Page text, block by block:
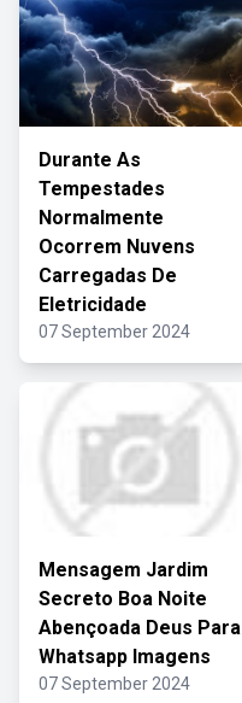
Durante As
Tempestades
Normalmente
Ocorrem Nuvens
Carregadas De
Eletricidade
07 September 2024
Mensagem Jardim
Secreto Boa Noite
Abençoada Deus Para
Whatsapp Imagens
07 September 2024